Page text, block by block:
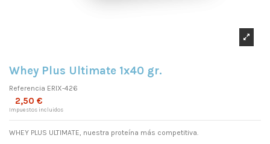
Whey Plus Ultimate 1x40 gr.
Referencia ERIX-426
2,50 €
Impuestos incluidos
WHEY PLUS ULTIMATE, nuestra proteína más competitiva.